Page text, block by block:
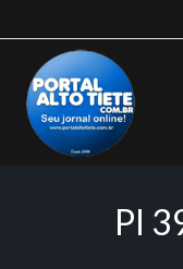
to
content
Pl